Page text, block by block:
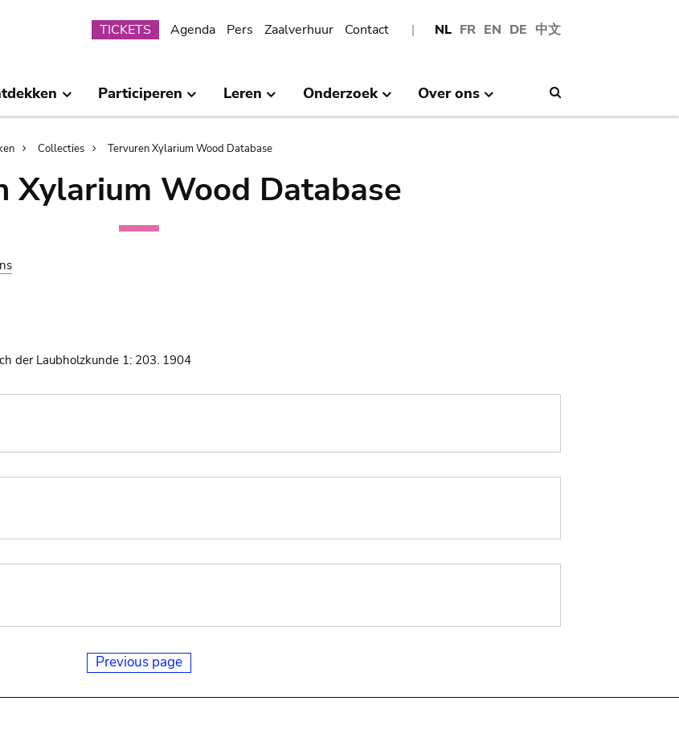
NL FR EN DE 中文
Submenu
TICKETS Agenda Pers Zaalverhuur Contact
Participeren Leren Onderzoek Over ons
Collecties Tervuren Xylarium Wood Database
Xylarium Wood Database
der Laubholzkunde 1: 203. 1904
Previous page